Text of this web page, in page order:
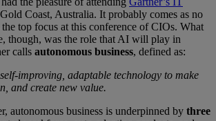
Coast, Australia. It probably comes as no
top focus at this conference of CIOs. What
though, was the role that AI will play in
calls autonomous business, defined as:
improving, adaptable technology to make
and create new value.
autonomous business is underpinned by three